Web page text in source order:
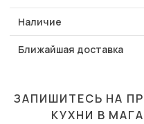
Наличие
Ближайшая доставка
ЗАПИШИТЕСЬ НА
КУХНИ В